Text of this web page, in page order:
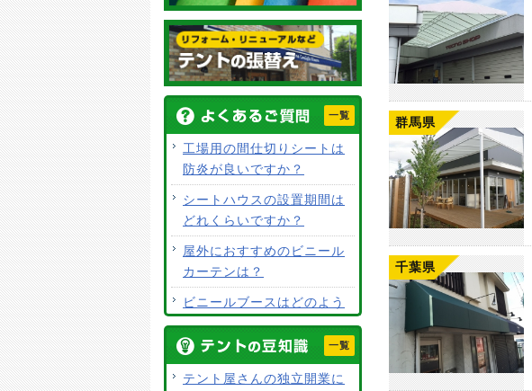
群馬県
千葉県
一覧
工場用の間仕切りシートは
防炎が良いですか？
シートハウスの設置期間は
どれくらいですか？
屋外におすすめのビニール
カーテンは？
ビニールブースはどのよう
な用途で使用できますか？
開閉テントの生地素材は何
がおすすめですか？
一覧
テント屋さんの独立開業に